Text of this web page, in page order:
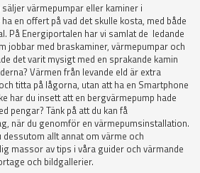
värmepumpar eller kaminer i
en offert på vad det skulle kosta, med både
På Energiportalen har vi samlat de ledande
jobbar med braskaminer, värmepumpar och
det varit mysigt med en sprakande kamin
Värmen från levande eld är extra
titta på lågorna, utan att ha en Smartphone
har du insett att en bergvärmepump hade
pengar? Tänk på att du kan få
när du genomför en värmepumsinstallation.
allt annat om värme och
massor av tips i våra guider och värmande
och bildgallerier.